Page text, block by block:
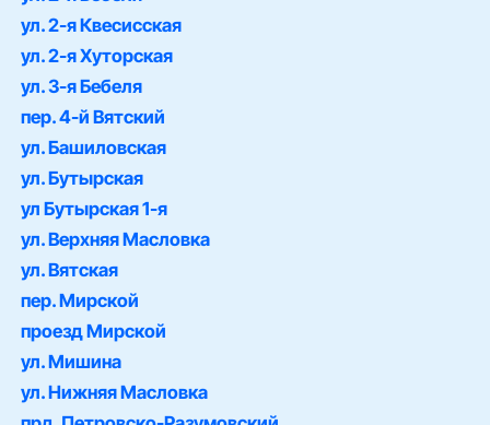
ул. 2-я Квесисская
ул. 2-я Хуторская
ул. 3-я Бебеля
пер. 4-й Вятский
ул. Башиловская
ул. Бутырская
ул Бутырская 1-я
ул. Верхняя Масловка
ул. Вятская
пер. Мирской
проезд Мирской
ул. Мишина
ул. Нижняя Масловка